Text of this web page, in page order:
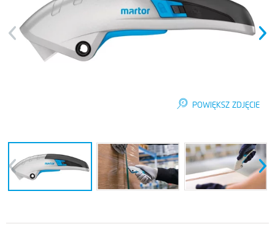
Previous
POWIĘKSZ ZDJĘCIE
Next
Previous Next